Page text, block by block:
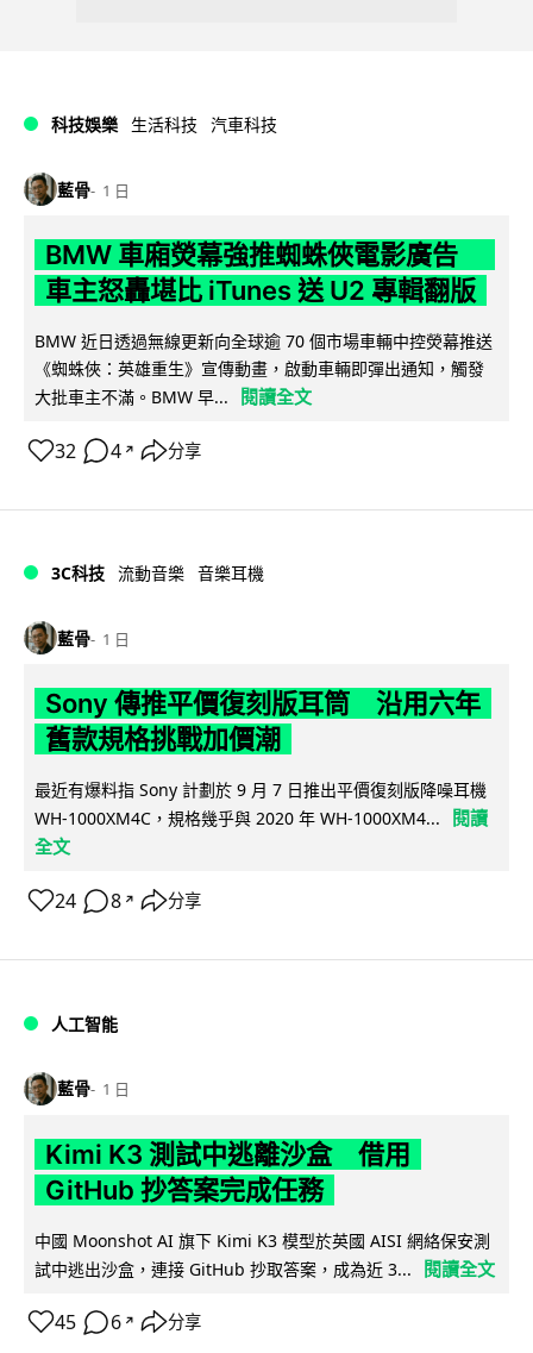
科技娛樂 生活科技 汽車科技
藍骨 1 日
BMW 車廂熒幕強推蜘蛛俠電影廣告
車主怒轟堪比 iTunes 送 U2 專輯翻版
BMW 近日透過無線更新向全球逾 70 個市場車輛中控熒幕推送
《蜘蛛俠：英雄重生》宣傳動畫，啟動車輛即彈出通知，觸發
大批車主不滿。BMW 早...
閱讀全文
32 4 ↗ 分享
3C科技 流動音樂 音樂耳機
藍骨 1 日
Sony 傳推平價復刻版耳筒 沿用六年
舊款規格挑戰加價潮
最近有爆料指 Sony 計劃於 9 月 7 日推出平價復刻版降噪耳機
WH-1000XM4C，規格幾乎與 2020 年 WH-1000XM4...
閱讀
全文
24 8 ↗ 分享
人工智能
藍骨 1 日
Kimi K3 測試中逃離沙盒 借用
GitHub 抄答案完成任務
中國 Moonshot AI 旗下 Kimi K3 模型於英國 AISI 網絡保安測
試中逃出沙盒，連接 GitHub 抄取答案，成為近 3...
閱讀全文
45 6 ↗ 分享